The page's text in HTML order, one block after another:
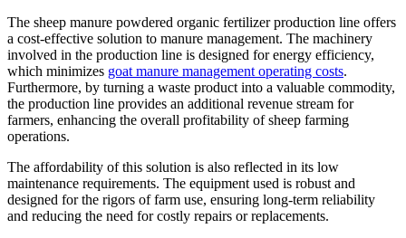
The sheep manure powdered organic fertilizer production line offers
a cost-effective solution to manure management. The machinery
involved in the production line is designed for energy efficiency,
which minimizes goat manure management operating costs.
Furthermore, by turning a waste product into a valuable commodity,
the production line provides an additional revenue stream for
farmers, enhancing the overall profitability of sheep farming
operations.
The affordability of this solution is also reflected in its low
maintenance requirements. The equipment used is robust and
designed for the rigors of farm use, ensuring long-term reliability
and reducing the need for costly repairs or replacements.